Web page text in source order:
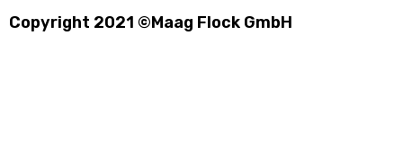
Copyright 2021 ©Maag Flock GmbH